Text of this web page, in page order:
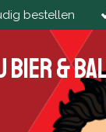
bestellen
&